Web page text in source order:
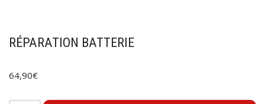
RÉPARATION BATTERIE
64,90€